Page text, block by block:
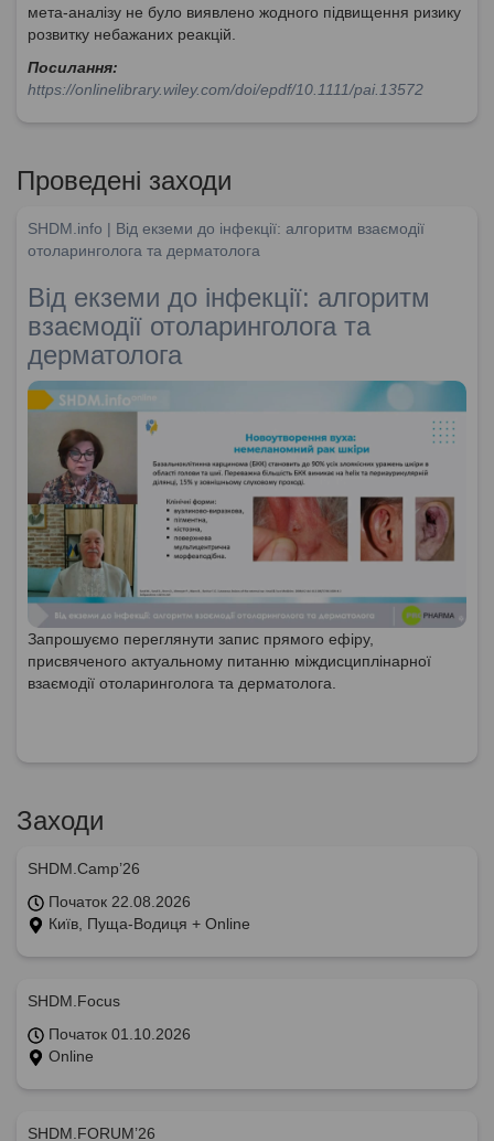
мета-аналізу не було виявлено жодного підвищення ризику
розвитку небажаних реакцій.
Посилання:
https://onlinelibrary.wiley.com/doi/epdf/10.1111/pai.13572
Проведені заходи
SHDM.info | Від екземи до інфекції: алгоритм взаємодії
отоларинголога та дерматолога
Від екземи до інфекції: алгоритм
взаємодії отоларинголога та
дерматолога
Запрошуємо переглянути запис прямого ефіру,
присвяченого актуальному питанню міждисциплінарної
взаємодії отоларинголога та дерматолога.
Заходи
SHDM.Camp’26
Початок 22.08.2026
Київ, Пуща-Водиця + Online
SHDM.Focus
Початок 01.10.2026
Online
SHDM.FORUM’26